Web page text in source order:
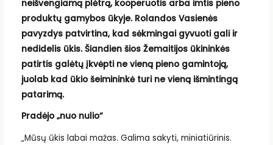
neišvengiamą plėtrą, kooperuotis arba imtis pieno
produktų gamybos ūkyje. Rolandos Vasienės
pavyzdys patvirtina, kad sėkmingai gyvuoti gali ir
nedidelis ūkis. Šiandien šios Žemaitijos ūkininkės
patirtis galėtų įkvėpti ne vieną pieno gamintoją,
juolab kad ūkio šeimininkė turi ne vieną išmintingą
patarimą.
Pradėjo „nuo nulio“
„Mūsų ūkis labai mažas. Galima sakyti, miniatiūrinis.